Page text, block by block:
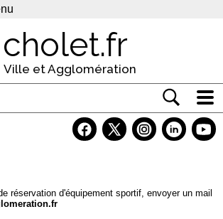
cookies
cholet.fr
Ville et Agglomération
réservation d'équipement sportif, envoyer un mail